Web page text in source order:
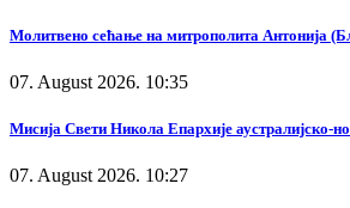
Молитвено сећање на митрополита Антонија
07. August 2026. 10:35
Мисија Свети Никола Епархије аустралијско-
07. August 2026. 10:27